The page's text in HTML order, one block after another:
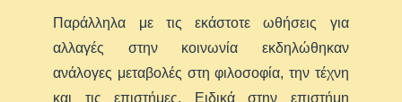
Παράλληλα με τις εκάστοτε ωθήσεις για
αλλαγές στην κοινωνία εκδηλώθηκαν
ανάλογες μεταβολές στη φιλοσοφία, την τέχνη
και τις επιστήμες. Ειδικά στην επιστήμη